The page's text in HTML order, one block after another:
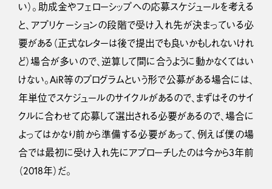
い）。助成金やフェローシップへの応募スケジュールを考える
と、アプリケーションの段階で受け入れ先が決まっている必
要がある（正式なレターは後で提出でも良いかもしれないけれ
ど）場合が多いので、逆算して間に合うように動かなくてはい
けない。AiR等のプログラムという形で公募がある場合には、
年単位でスケジュールのサイクルがあるので、まずはそのサイ
クルに合わせて応募して選出される必要があるので、場合に
よってはかなり前から準備する必要があって、例えば僕の場
合では最初に受け入れ先にアプローチしたのは今から3年前
（2018年）だ。